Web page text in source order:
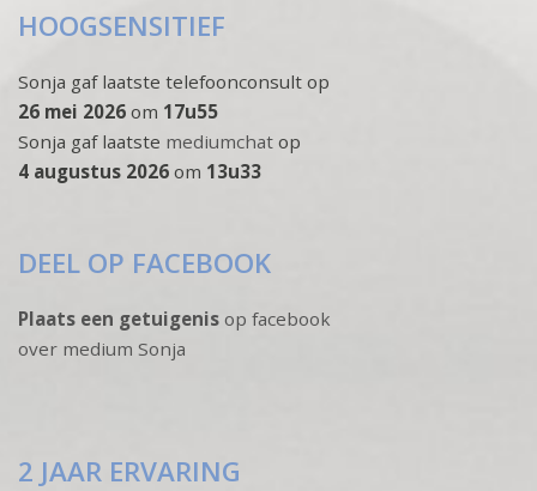
HOOGSENSITIEF
Sonja gaf laatste telefoonconsult op
26 mei 2026 om 17u55
Sonja gaf laatste mediumchat op
4 augustus 2026 om 13u33
DEEL OP FACEBOOK
Plaats een getuigenis op facebook
over medium Sonja
2 JAAR ERVARING